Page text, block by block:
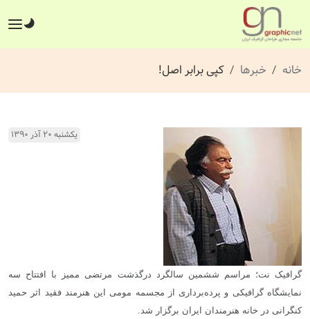
خانه خبرها کپی برابر اصل!
یکشنبه ۲۰ آذر ۱۳۹۰
گرافیک نت؛ مراسم ششمین سالگرد درگذشت مرتضی ممیز با افتتاح سه
نمایشگاه گرافیکی و پرده‌برداری از مجسمه مومی این هنرمند فقید اثر حمید
کنگرانی در خانه هنرمندان ایران برگزار شد.